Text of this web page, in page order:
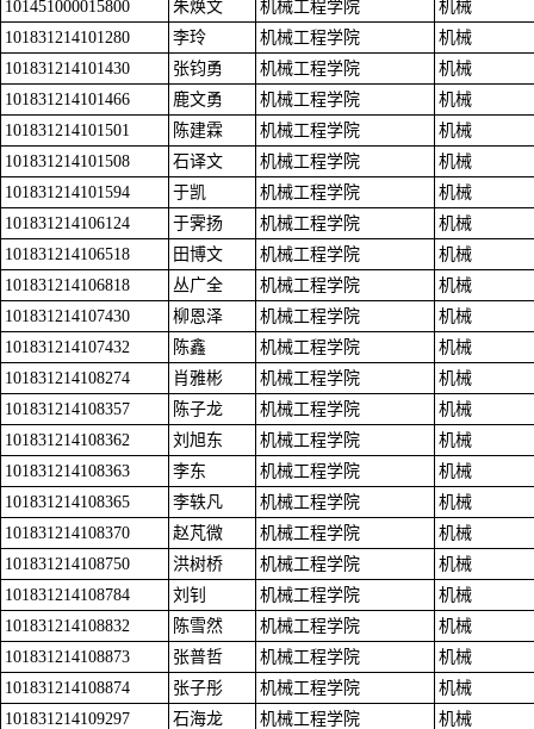
101451000015800
朱焕文 机械工程学院
机械
101831214101280
李玲 机械工程学院
机械
101831214101430
张钧勇 机械工程学院
机械
101831214101466
鹿文勇 机械工程学院
机械
101831214101501
陈建霖 机械工程学院
机械
101831214101508
石译文 机械工程学院
机械
101831214101594
于凯 机械工程学院
机械
101831214106124
于霁扬 机械工程学院
机械
101831214106518
田博文 机械工程学院
机械
101831214106818
丛广全 机械工程学院
机械
101831214107430
柳恩泽 机械工程学院
机械
101831214107432
陈鑫 机械工程学院
机械
101831214108274
肖雅彬 机械工程学院
机械
101831214108357
陈子龙 机械工程学院
机械
101831214108362
刘旭东 机械工程学院
机械
101831214108363
李东 机械工程学院
机械
101831214108365
李轶凡 机械工程学院
机械
101831214108370
赵芃微 机械工程学院
机械
101831214108750
洪树桥 机械工程学院
机械
101831214108784
刘钊 机械工程学院
机械
101831214108832
陈雪然 机械工程学院
机械
101831214108873
张普哲 机械工程学院
机械
101831214108874
张子彤 机械工程学院
机械
101831214109297
石海龙 机械工程学院
机械